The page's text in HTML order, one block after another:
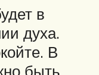
в
духа.
В
быть